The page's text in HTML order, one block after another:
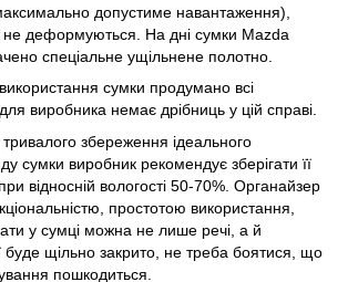
допустиме навантаження),
не деформуються. На дні сумки Mazda
спеціальне ущільнене полотно.
сумки продумано всі
виробника немає дрібниць у цій справі.
збереження ідеального
сумки виробник рекомендує зберігати її
відносній вологості 50-70%. Органайзер
простотою використання,
у сумці можна не лише речі, а й
буде щільно закрито, не треба боятися, що
пошкодиться.